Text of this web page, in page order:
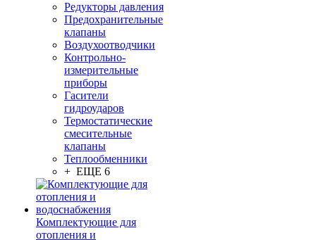
Редукторы давления
Предохранительные
клапаны
Воздухоотводчики
Контрольно-
измерительные
приборы
Гасители
гидроударов
Термостатические
смесительные
клапаны
Теплообменники
+ ЕЩЕ 6
Комплектующие для
отопления и